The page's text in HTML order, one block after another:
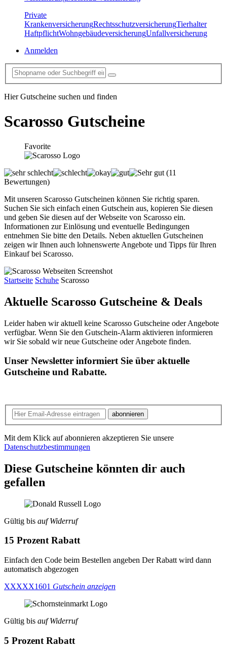
Private
KrankenversicherungRechtsschutzversicherungTierhalter
HaftpflichtWohngebäudeversicherungUnfallversicherung
Anmelden
Hier Gutscheine suchen und finden
Scarosso Gutscheine
Favorite
(11
Bewertungen)
Mit unseren Scarosso Gutscheinen können Sie richtig sparen.
Suchen Sie sich einfach einen Gutschein aus, kopieren Sie diesen
und geben Sie diesen auf der Webseite von Scarosso ein.
Informationen zur Einlösung und eventuelle Bedingungen
entnehmen Sie bitte den Details. Neben aktuellen Gutscheinen
zeigen wir Ihnen auch lohnenswerte Angebote und Tipps für Ihren
Einkauf bei Scarosso.
Startseite Schuhe Scarosso
Aktuelle Scarosso Gutscheine & Deals
Leider haben wir aktuell keine Scarosso Gutscheine oder Angebote
verfügbar. Wenn Sie den Gutschein-Alarm aktivieren informieren
wir Sie sobald wir neue Gutscheine oder Angebote finden.
Unser Newsletter informiert Sie über aktuelle
Gutscheine und Rabatte.
abonnieren
Mit dem Klick auf abonnieren akzeptieren Sie unsere
Datenschutzbestimmungen
Diese Gutscheine könnten dir auch
gefallen
Gültig bis auf Widerruf
15 Prozent Rabatt
Einfach den Code beim Bestellen angeben Der Rabatt wird dann
automatisch abgezogen
XXXXX1601 Gutschein anzeigen
Gültig bis auf Widerruf
5 Prozent Rabatt